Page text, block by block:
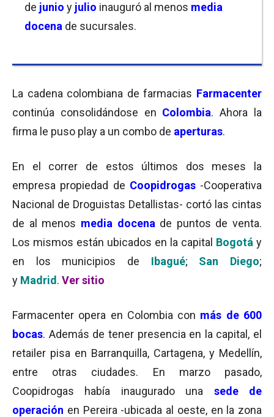
de junio y julio inauguró al menos media
docena de sucursales.
La cadena colombiana de farmacias Farmacenter
continúa consolidándose en Colombia. Ahora la
firma le puso play a un combo de aperturas.
En el correr de estos últimos dos meses la
empresa propiedad de Coopidrogas -Cooperativa
Nacional de Droguistas Detallistas- cortó las cintas
de al menos media docena de puntos de venta.
Los mismos están ubicados en la capital Bogotá y
en los municipios de Ibagué; San Diego;
y Madrid . Ver sitio
Farmacenter opera en Colombia con más de 600
bocas. Además de tener presencia en la capital, el
retailer pisa en Barranquilla, Cartagena, y Medellín,
entre otras ciudades. En marzo pasado,
Coopidrogas había inaugurado una sede de
operación en Pereira -ubicada al oeste, en la zona